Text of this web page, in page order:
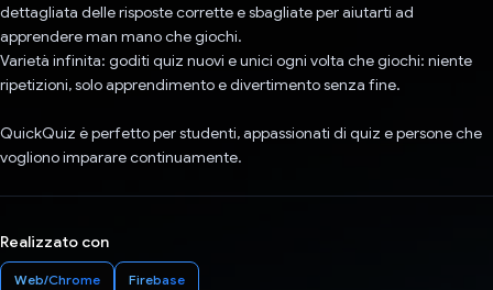
dettagliata delle risposte corrette e sbagliate per aiutarti ad
apprendere man mano che giochi.
Varietà infinita: goditi quiz nuovi e unici ogni volta che giochi: niente
ripetizioni, solo apprendimento e divertimento senza fine.
QuickQuiz è perfetto per studenti, appassionati di quiz e persone che
vogliono imparare continuamente.
Realizzato con
Web/Chrome Firebase